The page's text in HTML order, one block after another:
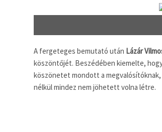
A fergeteges bemutató után Lázár
köszöntőjét. Beszédében kiemelte,
köszönetet mondott a megvalósítóknak,
nélkül mindez nem jöhetett volna létre.